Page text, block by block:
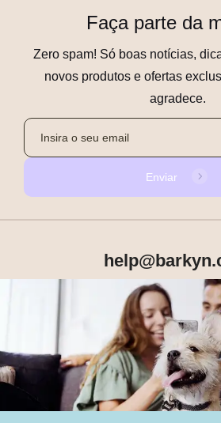
Faça parte da
Zero spam! Só boas notícias,
novos produtos e ofertas
agradece.
Enviar
Produtos